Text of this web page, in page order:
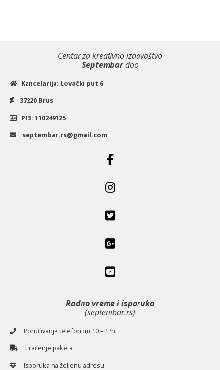
Centar za kreativno izdavaštvo
Septembardoo
Kancelarija: Lovački put 6
37220 Brus
PIB: 110249125
septembar.rs@gmail.com
Radno vreme i isporuka
(septembar.rs)
Poručivanje telefonom 10 – 17h
Praćenje paketa
Isporuka na željenu adresu